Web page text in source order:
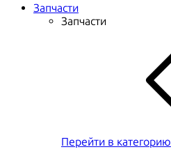
Запчасти
Запчасти
Перейти в категорию